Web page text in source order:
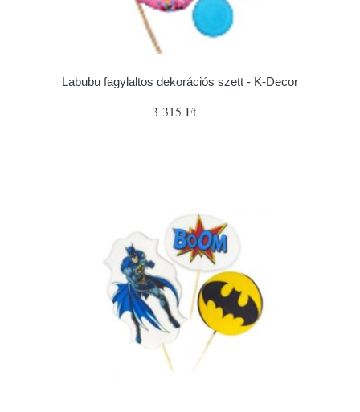
Labubu fagylaltos dekorációs szett - K-Decor
3 315 Ft